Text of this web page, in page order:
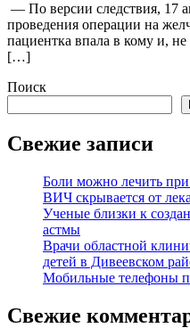
— По версии следствия, 17
проведения операции на
пациентка впала в кому и, не
[…]
Поиск
Свежие записи
Боли можно лечить
ВИЧ скрывается от
Ученые близки к
астмы
Врачи областной
детей в Дивеевском
Мобильные телефоны
Свежие